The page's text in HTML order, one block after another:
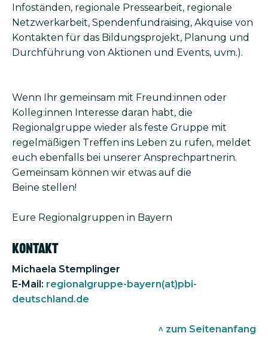
Infoständen, regionale Pressearbeit, regionale
Netzwerkarbeit, Spendenfundraising, Akquise von
Kontakten für das Bildungsprojekt, Planung und
Durchführung von Aktionen und Events, uvm.).
Wenn Ihr gemeinsam mit Freund:innen oder
Kolleg:innen Interesse daran habt, die
Regionalgruppe wieder als feste Gruppe mit
regelmäßigen Treffen ins Leben zu rufen, meldet
euch ebenfalls bei unserer Ansprechpartnerin.
Gemeinsam können wir etwas auf die
Beine stellen!
Eure Regionalgruppen in Bayern
Kontakt
Michaela Stemplinger
E-Mail: regionalgruppe-bayern(at)pbi-
deutschland.de
^ zum Seitenanfang